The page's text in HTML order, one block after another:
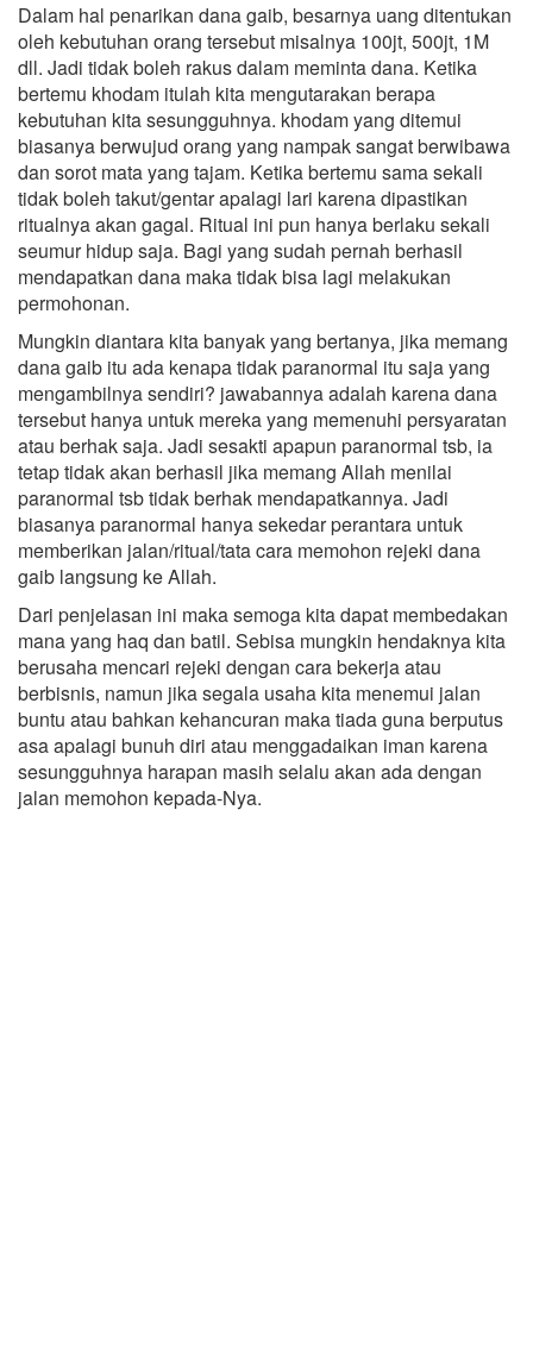
Dalam hal penarikan dana gaib, besarnya uang ditentukan
oleh kebutuhan orang tersebut misalnya 100jt, 500jt, 1M
dll. Jadi tidak boleh rakus dalam meminta dana. Ketika
bertemu khodam itulah kita mengutarakan berapa
kebutuhan kita sesungguhnya. khodam yang ditemui
biasanya berwujud orang yang nampak sangat berwibawa
dan sorot mata yang tajam. Ketika bertemu sama sekali
tidak boleh takut/gentar apalagi lari karena dipastikan
ritualnya akan gagal. Ritual ini pun hanya berlaku sekali
seumur hidup saja. Bagi yang sudah pernah berhasil
mendapatkan dana maka tidak bisa lagi melakukan
permohonan.
Mungkin diantara kita banyak yang bertanya, jika memang
dana gaib itu ada kenapa tidak paranormal itu saja yang
mengambilnya sendiri? jawabannya adalah karena dana
tersebut hanya untuk mereka yang memenuhi persyaratan
atau berhak saja. Jadi sesakti apapun paranormal tsb, ia
tetap tidak akan berhasil jika memang Allah menilai
paranormal tsb tidak berhak mendapatkannya. Jadi
biasanya paranormal hanya sekedar perantara untuk
memberikan jalan/ritual/tata cara memohon rejeki dana
gaib langsung ke Allah.
Dari penjelasan ini maka semoga kita dapat membedakan
mana yang haq dan batil. Sebisa mungkin hendaknya kita
berusaha mencari rejeki dengan cara bekerja atau
berbisnis, namun jika segala usaha kita menemui jalan
buntu atau bahkan kehancuran maka tiada guna berputus
asa apalagi bunuh diri atau menggadaikan iman karena
sesungguhnya harapan masih selalu akan ada dengan
jalan memohon kepada-Nya.